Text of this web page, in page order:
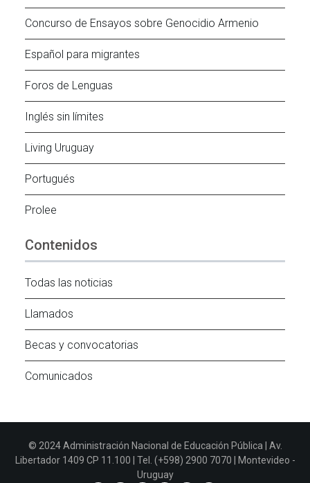
Concurso de Ensayos sobre Genocidio Armenio
Español para migrantes
Foros de Lenguas
Inglés sin límites
Living Uruguay
Portugués
Prolee
Contenidos
Todas las noticias
Llamados
Becas y convocatorias
Comunicados
© 2024 Administración Nacional de Educación Pública | Av.
Libertador 1409 CP 11.100 | Tel. (+598) 2900 7070 | Montevideo -
Uruguay